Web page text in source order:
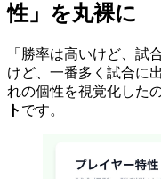
性」を丸裸に
「勝率は高いけど、試
けど、一番多く試合に
れの個性を視覚化した
ト です。